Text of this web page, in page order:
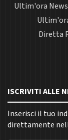
Ultim'ora News
Diretta
ISCRIVITI ALLE
Inserisci il tuo
direttamente